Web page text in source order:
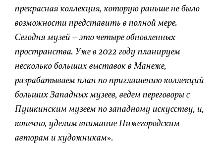
прекрасная коллекция, которую раньше не было
возможности представить в полной мере.
Сегодня музей – это четыре обновленных
пространства. Уже в 2022 году планируем
несколько больших выставок в Манеже,
разрабатываем план по приглашению коллекций
больших Западных музеев, ведем переговоры с
Пушкинским музеем по западному искусству, и,
конечно, уделим внимание Нижегородским
авторам и художникам».